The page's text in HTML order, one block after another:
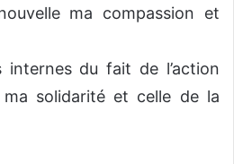
ma compassion et
internes du fait de l’action
ma solidarité et celle de la